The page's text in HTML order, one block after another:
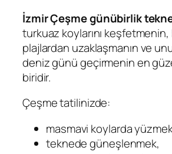
İzmir Çeşme günübirlik
turkuaz koylarını keşfetmenin,
plajlardan uzaklaşmanın ve
deniz günü geçirmenin en
biridir.
Çeşme tatilinizde:
masmavi koylarda
teknede güneşlenmek,